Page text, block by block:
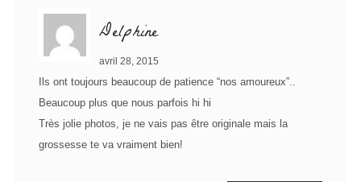
Delphine
avril 28, 2015
Ils ont toujours beaucoup de patience “nos amoureux”..
Beaucoup plus que nous parfois hi hi
Très jolie photos, je ne vais pas être originale mais la
grossesse te va vraiment bien!